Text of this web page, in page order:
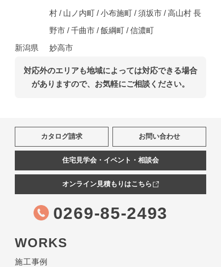
村 / 山ノ内町 / 小布施町 / 須坂市 / 高山村 長
野市 / 千曲市 / 飯綱町 / 信濃町
新潟県 妙高市
対応外のエリアも地域によっては対応できる場合
がありますので、お気軽にご相談ください。
カタログ請求 お問い合わせ
住宅見学会・イベント・相談会
オンライン見積もりはこちら
0269-85-2493
WORKS
施工事例